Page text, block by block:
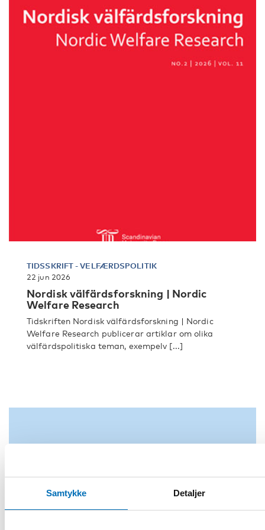
Samtykke Detaljer
TIDSSKRIFT-VELFÆRDSPOLITIK
22 jun 2026
Nordisk välfärdsforskning | Nordic
Welfare Research
Tidskriften Nordisk välfärdsforskning | Nordic
Welfare Research publicerar artiklar om olika
välfärdspolitiska teman, exempelv [...]